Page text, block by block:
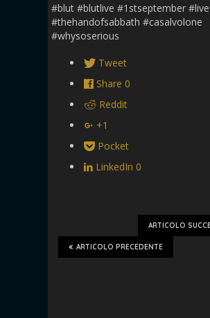
#blut #blutlive #1stseptember
#thehandofsabbath #casalvolone
#whysoserious
Tweet
Share 0
Reddit
+1
Pocket
LinkedIn 0
ARTICOLO
ARTICOLO PRECEDENTE